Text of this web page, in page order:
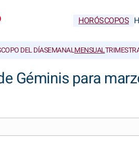
HORÓSCOPOS
DEL DÍASEMANALMENSUAL
Géminis para